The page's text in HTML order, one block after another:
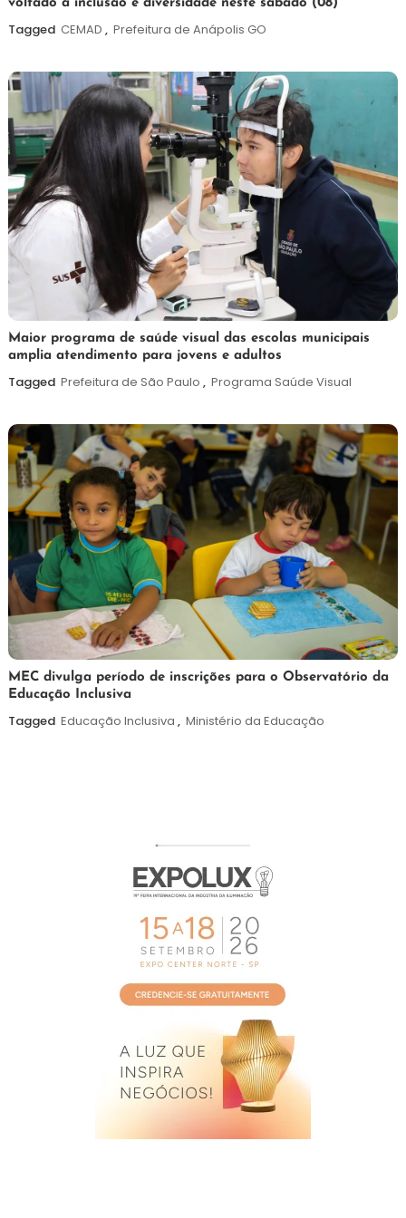
de
agosto
voltado à inclusão e diversidade neste sábado (08)
Tagged CEMAD , Prefeitura de Anápolis GO
7
de
agosto
Maurilio
Maior programa de saúde visual das escolas municipais
amplia atendimento para jovens e adultos
Tagged Prefeitura de São Paulo , Programa Saúde Visual
7
de
agosto
Maurilio
MEC divulga período de inscrições para o Observatório da
Educação Inclusiva
Tagged Educação Inclusiva , Ministério da Educação